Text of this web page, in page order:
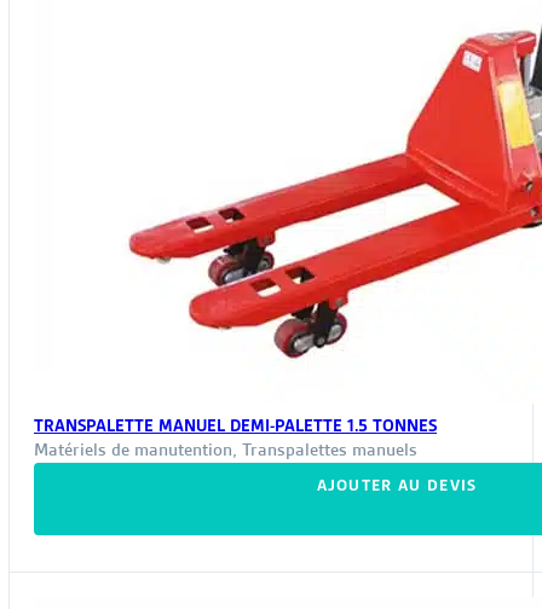
TRANSPALETTE MANUEL DEMI-PALETTE 1.5 TONNES
Matériels de manutention, Transpalettes manuels
AJOUTER AU DEVIS